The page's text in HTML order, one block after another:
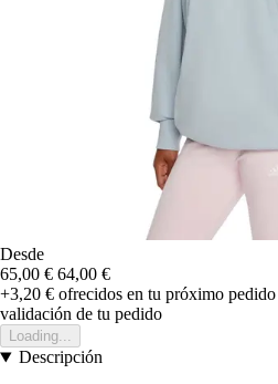
Desde
65,00 € 64,00 €
+3,20 € ofrecidos en tu próximo pedido
validación de tu pedido
Loading...
Descripción